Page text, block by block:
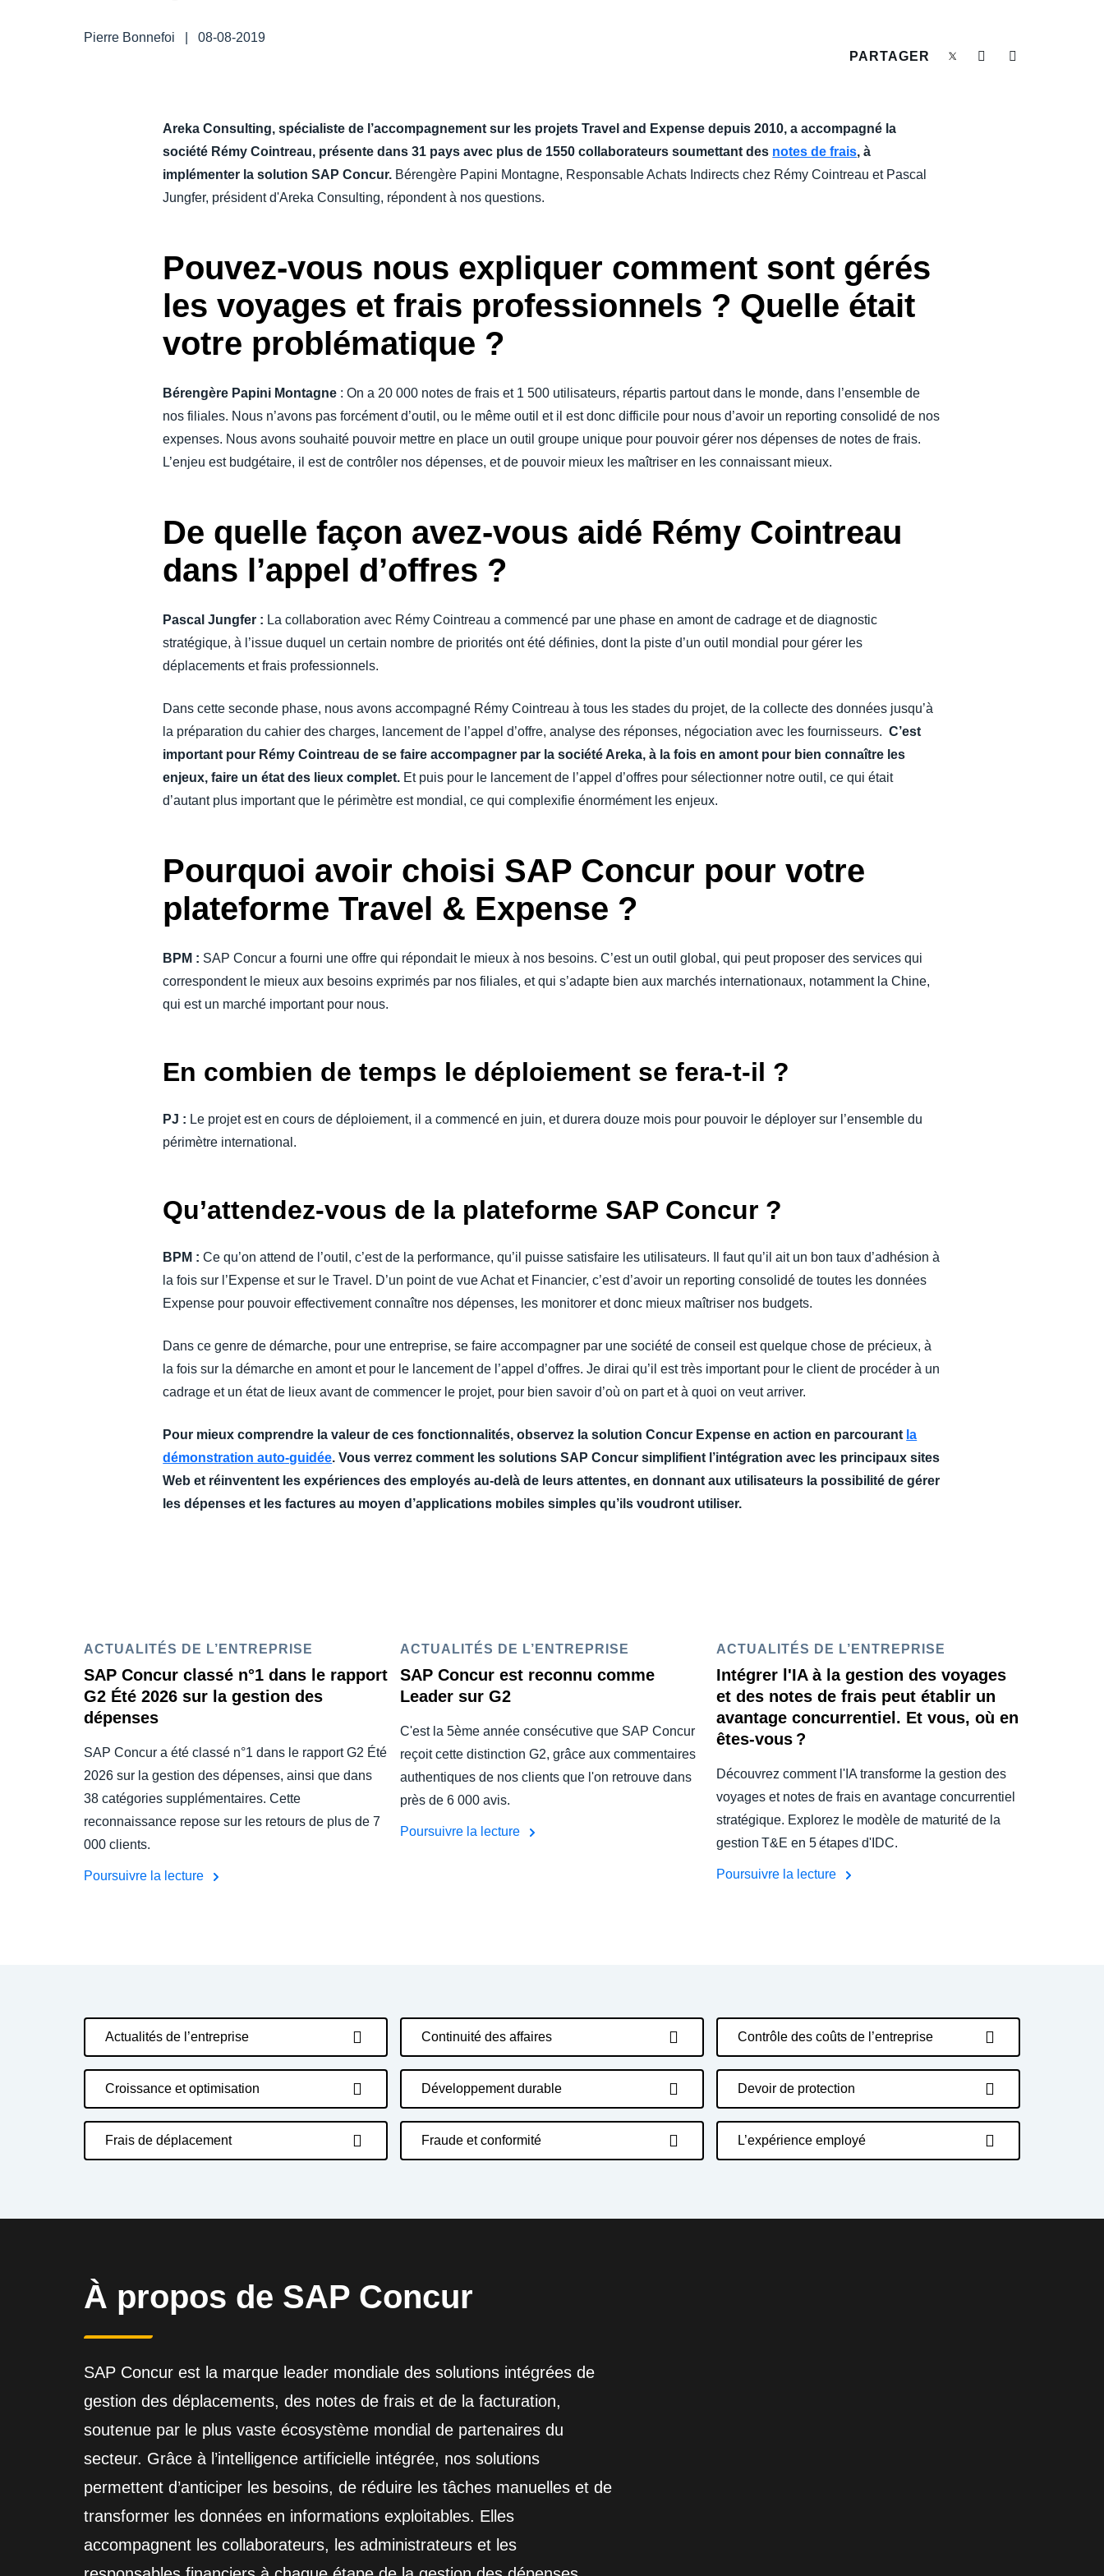
L’EXPÉRIENCE EMPLOYÉ
Pierre Bonnefoi
08-08-2019
PARTAGER
Areka Consulting, spécialiste de l’accompagnement sur les projets Travel and Expense depuis 2010, a accompagné la
société Rémy Cointreau, présente dans 31 pays avec plus de 1550 collaborateurs soumettant des notes de frais, à
implémenter la solution SAP Concur. Bérengère Papini Montagne, Responsable Achats Indirects chez Rémy Cointreau et Pascal
Jungfer, président d'Areka Consulting, répondent à nos questions.
Pouvez-vous nous expliquer comment sont gérés
les voyages et frais professionnels ? Quelle était
votre problématique ?
Bérengère Papini Montagne : On a 20 000 notes de frais et 1 500 utilisateurs, répartis partout dans le monde, dans l’ensemble de
nos filiales. Nous n’avons pas forcément d’outil, ou le même outil et il est donc difficile pour nous d’avoir un reporting consolidé de nos
expenses. Nous avons souhaité pouvoir mettre en place un outil groupe unique pour pouvoir gérer nos dépenses de notes de frais.
L’enjeu est budgétaire, il est de contrôler nos dépenses, et de pouvoir mieux les maîtriser en les connaissant mieux.
De quelle façon avez-vous aidé Rémy Cointreau
dans l’appel d’offres ?
Pascal Jungfer : La collaboration avec Rémy Cointreau a commencé par une phase en amont de cadrage et de diagnostic
stratégique, à l’issue duquel un certain nombre de priorités ont été définies, dont la piste d’un outil mondial pour gérer les
déplacements et frais professionnels.
Dans cette seconde phase, nous avons accompagné Rémy Cointreau à tous les stades du projet, de la collecte des données jusqu’à
la préparation du cahier des charges, lancement de l’appel d’offre, analyse des réponses, négociation avec les fournisseurs.C’est
important pour Rémy Cointreau de se faire accompagner par la société Areka, à la fois en amont pour bien connaître les
enjeux, faire un état des lieux complet. Et puis pour le lancement de l’appel d’offres pour sélectionner notre outil, ce qui était
d’autant plus important que le périmètre est mondial, ce qui complexifie énormément les enjeux.
Pourquoi avoir choisi SAP Concur pour votre
plateforme Travel & Expense ?
BPM : SAP Concur a fourni une offre qui répondait le mieux à nos besoins. C’est un outil global, qui peut proposer des services qui
correspondent le mieux aux besoins exprimés par nos filiales, et qui s’adapte bien aux marchés internationaux, notamment la Chine,
qui est un marché important pour nous.
En combien de temps le déploiement se fera-t-il ?
PJ : Le projet est en cours de déploiement, il a commencé en juin, et durera douze mois pour pouvoir le déployer sur l’ensemble du
périmètre international.
Qu’attendez-vous de la plateforme SAP Concur ?
BPM :Ce qu’on attend de l’outil, c’est de la performance, qu’il puisse satisfaire les utilisateurs. Il faut qu’il ait un bon taux d’adhésion à
la fois sur l’Expense et sur le Travel. D’un point de vue Achat et Financier, c’est d’avoir un reporting consolidé de toutes les données
Expense pour pouvoir effectivement connaître nos dépenses, les monitorer et donc mieux maîtriser nos budgets.
Dans ce genre de démarche, pour une entreprise, se faire accompagner par une société de conseil est quelque chose de précieux, à
la fois sur la démarche en amont et pour le lancement de l’appel d’offres. Je dirai qu’il est très important pour le client de procéder à un
cadrage et un état de lieux avant de commencer le projet, pour bien savoir d’où on part et à quoi on veut arriver.
Pour mieux comprendre la valeur de ces fonctionnalités, observez la solution Concur Expense en action en parcourant la
démonstration auto-guidée. Vous verrez comment les solutions SAP Concur simplifient l’intégration avec les principaux sites
Web et réinventent les expériences des employés au-delà de leurs attentes, en donnant aux utilisateurs la possibilité de gérer
les dépenses et les factures au moyen d’applications mobiles simples qu’ils voudront utiliser.
ACTUALITÉS DE L’ENTREPRISE
SAP Concur classé n°1 dans le rapport
G2 Été 2026 sur la gestion des
dépenses
SAP Concur a été classé n°1 dans le rapport G2 Été
2026 sur la gestion des dépenses, ainsi que dans
38 catégories supplémentaires. Cette
reconnaissance repose sur les retours de plus de 7
000 clients.
Poursuivre la lecture
ACTUALITÉS DE L’ENTREPRISE
SAP Concur est reconnu comme
Leader sur G2
C'est la 5ème année consécutive que SAP Concur
reçoit cette distinction G2, grâce aux commentaires
authentiques de nos clients que l'on retrouve dans
près de 6 000 avis.
Poursuivre la lecture
ACTUALITÉS DE L’ENTREPRISE
Intégrer l'IA à la gestion des voyages
et des notes de frais peut établir un
avantage concurrentiel. Et vous, où en
êtes-vous ?
Découvrez comment l'IA transforme la gestion des
voyages et notes de frais en avantage concurrentiel
stratégique. Explorez le modèle de maturité de la
gestion T&E en 5 étapes d'IDC.
Poursuivre la lecture
Actualités de l’entreprise Continuité des affaires Contrôle des coûts de l’entreprise
Croissance et optimisation Développement durable Devoir de protection
Frais de déplacement Fraude et conformité L’expérience employé
À propos de SAP Concur
SAP Concur est la marque leader mondiale des solutions intégrées de
gestion des déplacements, des notes de frais et de la facturation,
soutenue par le plus vaste écosystème mondial de partenaires du
secteur. Grâce à l’intelligence artificielle intégrée, nos solutions
permettent d’anticiper les besoins, de réduire les tâches manuelles et de
transformer les données en informations exploitables. Elles
accompagnent les collaborateurs, les administrateurs et les